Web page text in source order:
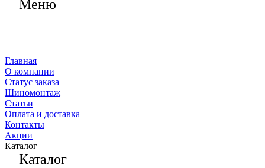
Меню
Главная
О компании
Статус заказа
Шиномонтаж
Статьи
Оплата и доставка
Контакты
Акции
Каталог
Каталог